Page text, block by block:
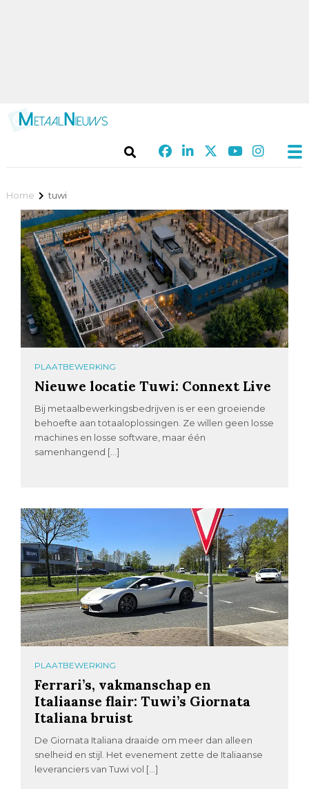
Home tuwi
PLAATBEWERKING
Nieuwe locatie Tuwi: Connext Live
Bij metaalbewerkingsbedrijven is er een groeiende
behoefte aan totaaloplossingen. Ze willen geen losse
machines en losse software, maar één
samenhangend […]
PLAATBEWERKING
Ferrari’s, vakmanschap en
Italiaanse flair: Tuwi’s Giornata
Italiana bruist
De Giornata Italiana draaide om meer dan alleen
snelheid en stijl. Het evenement zette de Italiaanse
leveranciers van Tuwi vol […]